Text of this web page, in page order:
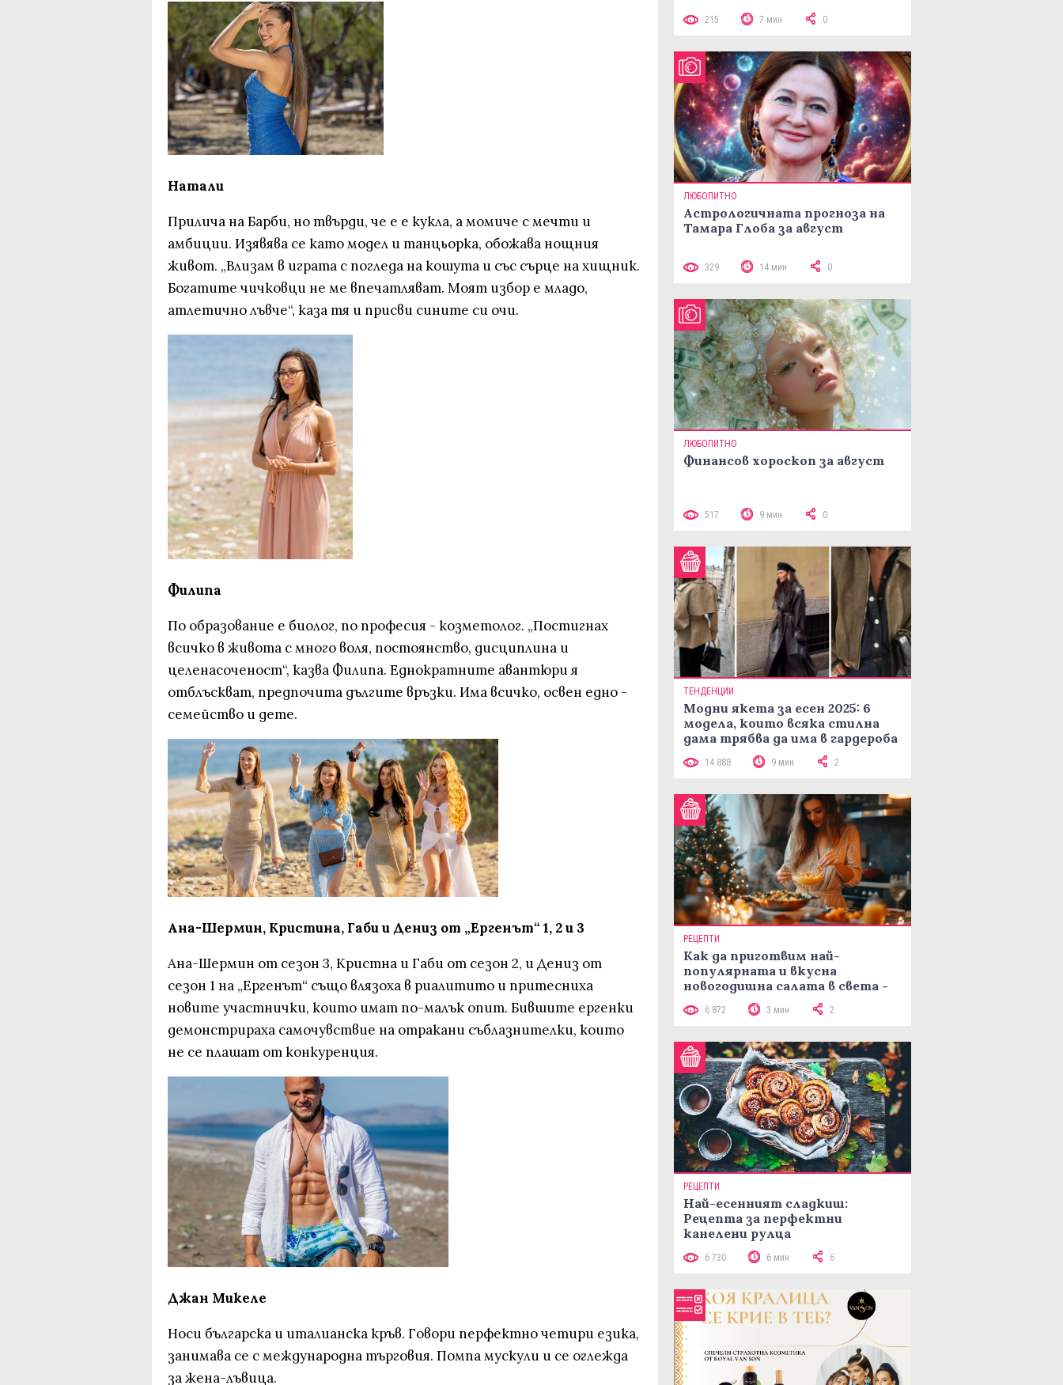
Натали
Прилича на Барби, но твърди, че е е кукла, а момиче с мечти и
амбиции. Изявява се като модел и танцьорка, обожава нощния
живот. „Влизам в играта с погледа на кошута и със сърце на хищник.
Богатите чичковци не ме впечатляват. Моят избор е младо,
атлетично лъвче“, каза тя и присви сините си очи.
Филипа
По образование е биолог, по професия - козметолог. „Постигнах
всичко в живота с много воля, постоянство, дисциплина и
целенасоченост“, казва Филипа. Еднократните авантюри я
отблъскват, предпочита дългите връзки. Има всичко, освен едно -
семейство и дете.
Ана-Шермин, Кристина, Габи и Дениз от „Ергенът“ 1, 2 и 3
Ана-Шермин от сезон 3, Кристна и Габи от сезон 2, и Дениз от
сезон 1 на „Ергенът“ също влязоха в риалитито и притесниха
новите участнички, които имат по-малък опит. Бившите ергенки
демонстрираха самочувствие на отракани съблазнителки, които
не се плашат от конкуренция.
Джан Микеле
Носи българска и италианска кръв. Говори перфектно четири езика,
занимава се с международна търговия. Помпа мускули и се оглежда
за жена-лъвица.
215 7 мин 0
ЛЮБОПИТНО
Астрологичната прогноза на
Тамара Глоба за август
329 14 мин 0
ЛЮБОПИТНО
Финансов хороскоп за август
517 9 мин 0
ТЕНДЕНЦИИ
Модни якета за есен 2025: 6
модела, които всяка стилна
дама трябва да има в гардероба
14 888 9 мин 2
РЕЦЕПТИ
Как да приготвим най-
популярната и вкусна
новогодишна салата в света -
рецепта Мимоза
6 872 3 мин 2
РЕЦЕПТИ
Най-есенният сладкиш:
Рецепта за перфектни
канелени рулца
6 730 6 мин 6